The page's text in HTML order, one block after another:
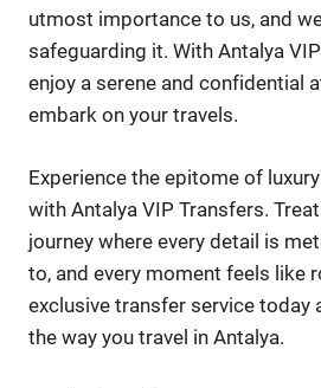
utmost importance to us, and
safeguarding it. With Antalya
enjoy a serene and confidential
embark on your travels.
Experience the epitome of
with Antalya VIP Transfers.
journey where every detail is
to, and every moment feels like
exclusive transfer service today
the way you travel in Antalya.